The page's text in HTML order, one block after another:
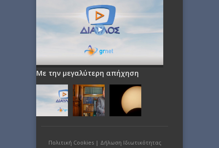
Με την μεγαλύτερη απήχηση
Πολιτική Cookies| Δήλωση Ιδιωτικότητας